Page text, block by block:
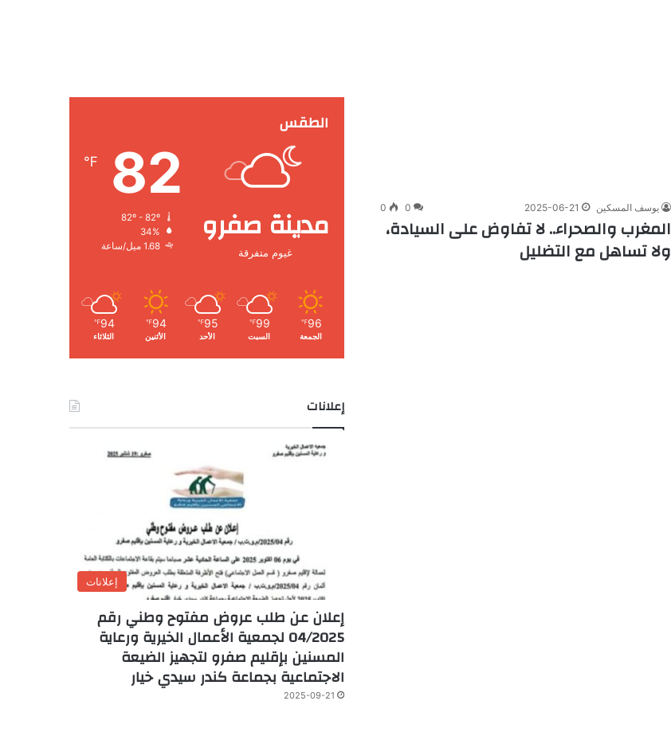
يوسف المسكين 2025-06-21
0
0
المغرب والصحراء.. لا تفاوض على السيادة،
ولا تساهل مع التضليل
الطقس
مدينة صفرو
غيوم متفرقة
82
℉
34%
1.68 ميل/ساعة
96
℉
الجمعة
99
℉
السبت
95
℉
الأحد
94
℉
الأثنين
94
℉
الثلاثاء
إعلانات
إعلانات
إعلان عن طلب عروض مفتوح وطني رقم
04/2025 لجمعية الأعمال الخيرية ورعاية
المسنين بإقليم صفرو لتجهيز الضيعة
الاجتماعية بجماعة كندر سيدي خيار
2025-09-21